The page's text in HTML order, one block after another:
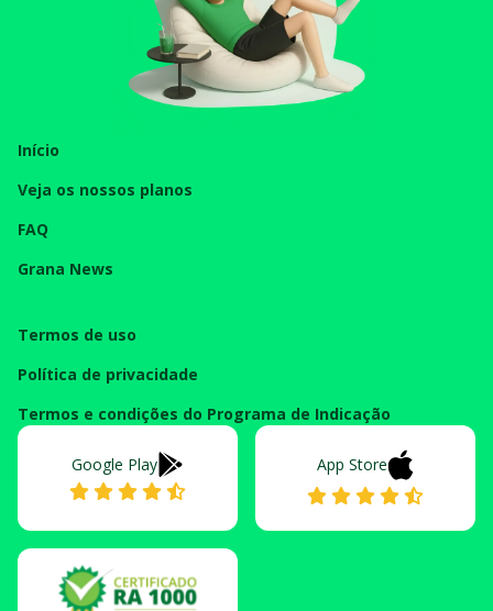
Início
Veja os nossos planos
FAQ
Grana News
Termos de uso
Política de privacidade
Termos e condições do Programa de Indicação
Google Play App Store